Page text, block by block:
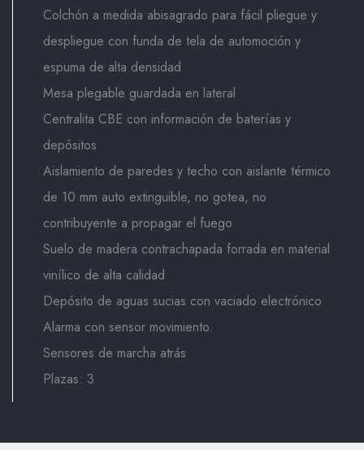
Colchón a medida abisagrado para fácil pliegue y
despliegue con funda de tela de automoción y
espuma de alta densidad
Mesa plegable guardada en lateral
Centralita CBE con información de baterías y
depósitos
Aislamiento de paredes y techo con aislante térmico
de 10 mm auto extinguible, no gotea, no
contribuyente a propagar el fuego
Suelo de madera contrachapada forrada en material
vinílico de alta calidad
Depósito de aguas sucias con vaciado electrónico
Alarma con sensor movimiento.
Sensores de marcha atrás
Plazas: 3